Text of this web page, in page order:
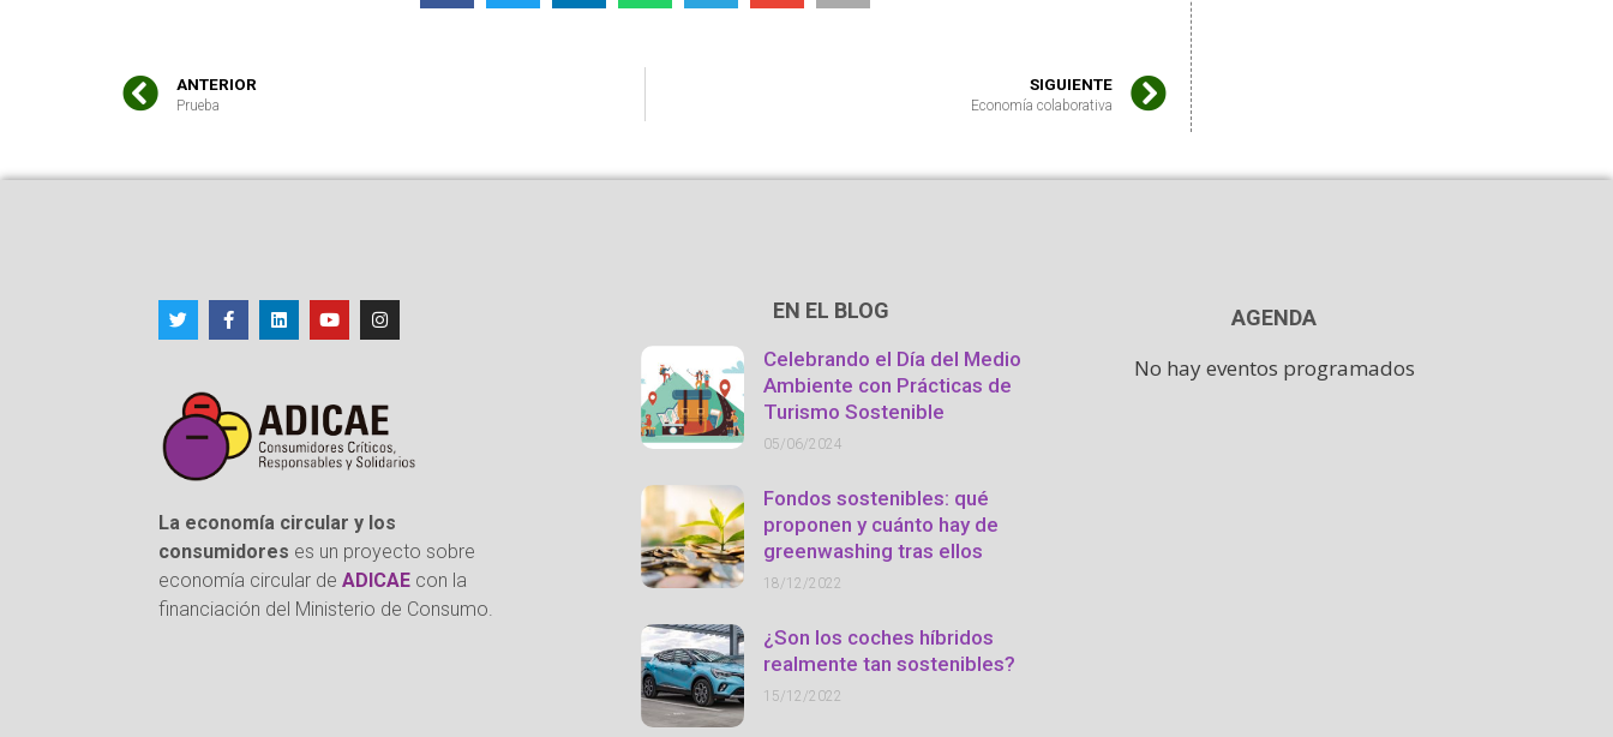
ANTERIOR
Prueba
SIGUIENTE
Economía colaborativa
La economía circular y los
consumidores es un proyecto sobre
economía circular de ADICAE con la
financiación del Ministerio de Consumo.
EN EL BLOG
Celebrando el Día del Medio
Ambiente con Prácticas de
Turismo Sostenible
05/06/2024
Fondos sostenibles: qué
proponen y cuánto hay de
greenwashing tras ellos
18/12/2022
¿Son los coches híbridos
realmente tan sostenibles?
15/12/2022
AGENDA
No hay eventos programados